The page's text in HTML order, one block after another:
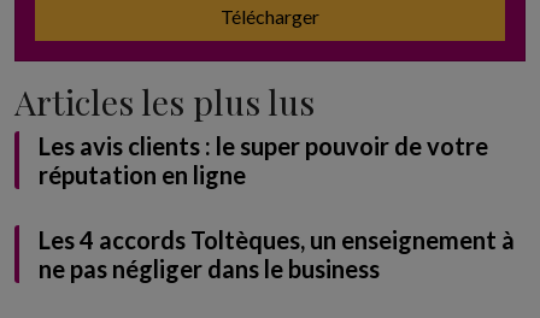
Télécharger
Articles les plus lus
Les avis clients : le super pouvoir de votre
réputation en ligne
Les 4 accords Toltèques, un enseignement à
ne pas négliger dans le business